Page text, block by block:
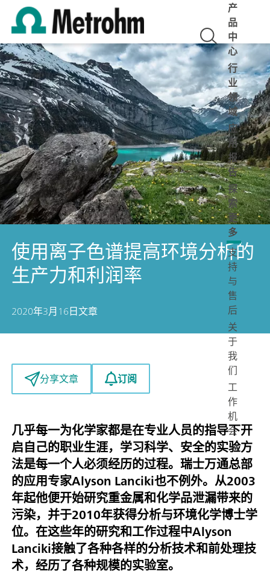
产
品
中
心
行
业
领
域
应
用
报
告
探
索
更
多
支
持
与
售
后
关
于
我
们
工
作
机
会
使用离子色谱提高环境分析的
生产力和利润率
2020年3月16日文章
分享文章 订阅
几乎每一为化学家都是在专业人员的指导下开
启自己的职业生涯，学习科学、安全的实验方
法是每一个人必须经历的过程。瑞士万通总部
的应用专家Alyson Lanciki也不例外。从2003
年起他便开始研究重金属和化学品泄漏带来的
污染，并于2010年获得分析与环境化学博士学
位。在这些年的研究和工作过程中Alyson
Lanciki接触了各种各样的分析技术和前处理技
术，经历了各种规模的实验室。